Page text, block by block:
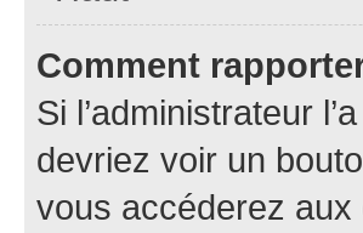
Comment
Si l’administrateur
devriez voir un
vous accéderez